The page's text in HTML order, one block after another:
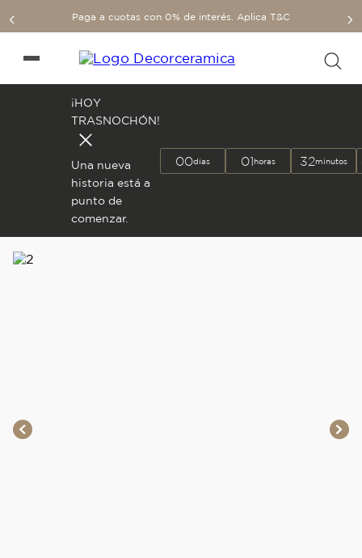
Paga a cuotas con 0% de interés. Aplica T&C
¡HOY
TRASNOCHÓN!
Una nueva
historia está a
punto de
comenzar.
00días 01horas 32minutos